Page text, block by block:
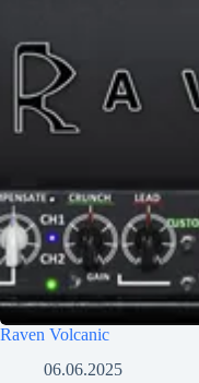
Raven Volcanic
06.06.2025